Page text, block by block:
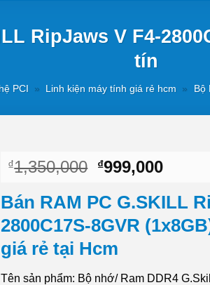
RipJaws V F4-
tín
PCI » Linh kiện máy tính giá rẻ hcm » Bộ
₫1,350,000 Giá
là:
₫1,350,000.
₫999,000Giá
tại
là:
Bán RAM PC G.SKILL
2800C17S-8GVR
giá rẻ tại Hcm
Tên sản phẩm: Bộ nhớ/ Ram DDR4